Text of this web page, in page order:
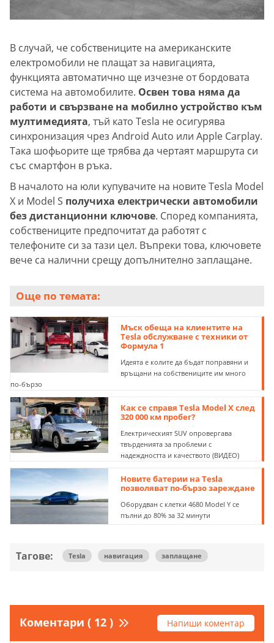
В случай, че собствениците на американските
електромобили не плащат за навигацията,
функцията автоматично ще изчезне от бордовата
система на автомобилите. Освен това няма да
работи и свързване на мобилно устройство към
мултимедията, тъй като Tesla не осигурява
синхронизация чрез Android Auto или Apple Carplay.
Така шофьорите ще трябва да чертаят маршрута си
със смартфон в ръка.
В началото на юли купувачите на новите Tesla Model
X и Model S получиха електрически автомобили
без дистанционни ключове. Според компанията,
собствениците предпочитат да работят с
телефоните си за тази цел. Въпреки това, ключовете
вече са налични срещу допълнително заплащане.
Още по темата:
Мъск обеща на клиентите на
Tesla обслужване с техники от
Формула 1
Идеята е колите да бъдат поправяни и
връщани на собствениците им много
по-бързо
Как се справя Tesla Model X след
320 000 км пробег?
Електрическият SUV опровергава
твърденията за проблеми с
надеждността и качеството (ВИДЕО)
Новите батерии на Tesla
позволяват по-бързо зареждане
Оборудван с клетки 4680 Model Y се
пълни до 80% за 32 минути
Тагове: Tesla навигация заплащане
Коментари ( 12 ) Напиши коментар